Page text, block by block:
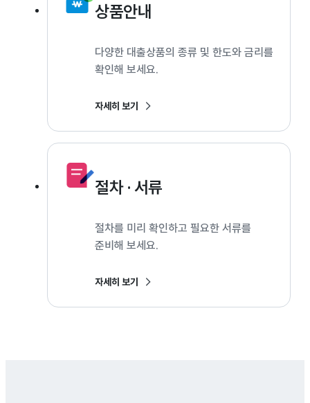
상품안내
다양한 대출상품의 종류 및 한도와 금리를
확인해 보세요.
자세히 보기
절차 · 서류
절차를 미리 확인하고 필요한 서류를
준비해 보세요.
자세히 보기